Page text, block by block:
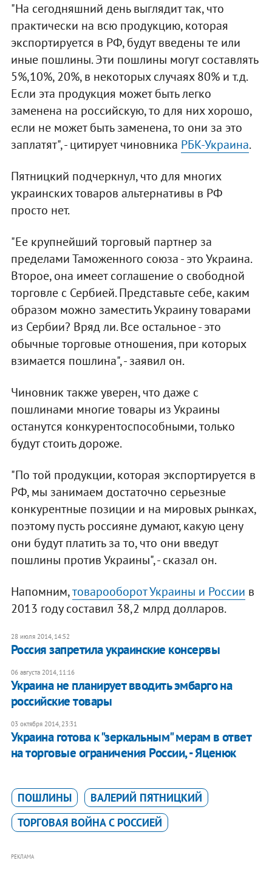
"На сегодняшний день выглядит так, что
практически на всю продукцию, которая
экспортируется в РФ, будут введены те или
иные пошлины. Эти пошлины могут составлять
5%,10%, 20%, в некоторых случаях 80% и т.д.
Если эта продукция может быть легко
заменена на российскую, то для них хорошо,
если не может быть заменена, то они за это
заплатят", - цитирует чиновника РБК-Украина.
Пятницкий подчеркнул, что для многих
украинских товаров альтернативы в РФ
просто нет.
"Ее крупнейший торговый партнер за
пределами Таможенного союза - это Украина.
Второе, она имеет соглашение о свободной
торговле с Сербией. Представьте себе, каким
образом можно заместить Украину товарами
из Сербии? Вряд ли. Все остальное - это
обычные торговые отношения, при которых
взимается пошлина", - заявил он.
Чиновник также уверен, что даже с
пошлинами многие товары из Украины
останутся конкурентоспособными, только
будут стоить дороже.
"По той продукции, которая экспортируется в
РФ, мы занимаем достаточно серьезные
конкурентные позиции и на мировых рынках,
поэтому пусть россияне думают, какую цену
они будут платить за то, что они введут
пошлины против Украины", - сказал он.
Напомним,товарооборот Украины и России в
2013 году составил 38,2 млрд долларов.
28 июля 2014, 14:52
Россия запретила украинские консервы
06 августа 2014, 11:16
Украина не планирует вводить эмбарго на
российские товары
03 октября 2014, 23:31
Украина готова к "зеркальным" мерам в ответ
на торговые ограничения России, - Яценюк
ПОШЛИНЫ
ВАЛЕРИЙ ПЯТНИЦКИЙ
ТОРГОВАЯ ВОЙНА С РОССИЕЙ
РЕКЛАМА